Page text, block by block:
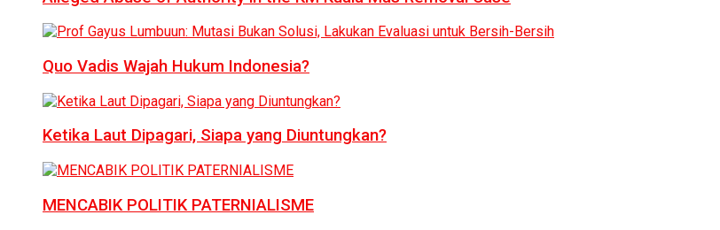
Quo Vadis Wajah Hukum Indonesia?
Ketika Laut Dipagari, Siapa yang Diuntungkan?
MENCABIK POLITIK PATERNIALISME